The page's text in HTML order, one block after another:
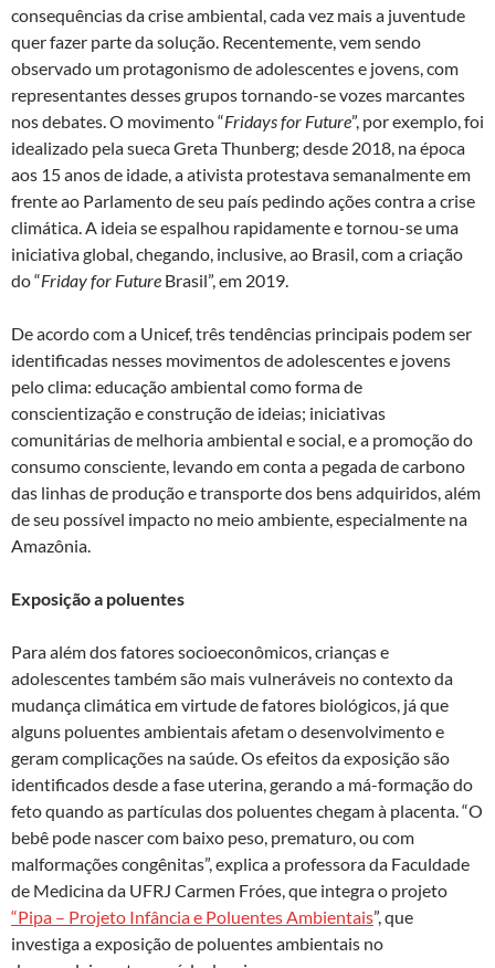
consequências da crise ambiental, cada vez mais a juventude
quer fazer parte da solução. Recentemente, vem sendo
observado um protagonismo de adolescentes e jovens, com
representantes desses grupos tornando-se vozes marcantes
nos debates. O movimento “Fridays for Future”, por exemplo, foi
idealizado pela sueca Greta Thunberg; desde 2018, na época
aos 15 anos de idade, a ativista protestava semanalmente em
frente ao Parlamento de seu país pedindo ações contra a crise
climática. A ideia se espalhou rapidamente e tornou-se uma
iniciativa global, chegando, inclusive, ao Brasil, com a criação
do “Friday for Future Brasil”, em 2019.
De acordo com a Unicef, três tendências principais podem ser
identificadas nesses movimentos de adolescentes e jovens
pelo clima: educação ambiental como forma de
conscientização e construção de ideias; iniciativas
comunitárias de melhoria ambiental e social, e a promoção do
consumo consciente, levando em conta a pegada de carbono
das linhas de produção e transporte dos bens adquiridos, além
de seu possível impacto no meio ambiente, especialmente na
Amazônia.
Exposição a poluentes
Para além dos fatores socioeconômicos, crianças e
adolescentes também são mais vulneráveis no contexto da
mudança climática em virtude de fatores biológicos, já que
alguns poluentes ambientais afetam o desenvolvimento e
geram complicações na saúde. Os efeitos da exposição são
identificados desde a fase uterina, gerando a má-formação do
feto quando as partículas dos poluentes chegam à placenta. “O
bebê pode nascer com baixo peso, prematuro, ou com
malformações congênitas”, explica a professora da Faculdade
de Medicina da UFRJ Carmen Fróes, que integra o projeto
“Pipa – Projeto Infância e Poluentes Ambientais”, que
investiga a exposição de poluentes ambientais no